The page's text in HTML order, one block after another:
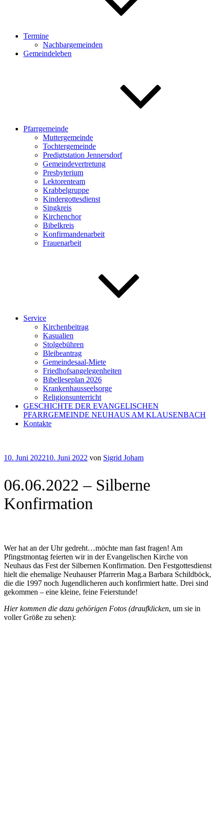
Termine
Nachbargemeinden
Gemeindeleben
Pfarrgemeinde
Muttergemeinde
Tochtergemeinde
Predigtstation Jennersdorf
Gemeindevertretung
Presbyterium
Lektorenteam
Krabbelgruppe
Kindergottesdienst
Singkreis
Kirchenchor
Bibelkreis
Konfirmandenarbeit
Frauenarbeit
Service
Kirchenbeitrag
Kasualien
Stolgebühren
Bleibeantrag
Gemeindesaal-Miete
Friedhofsangelegenheiten
Bibelleseplan 2026
Krankenhausseelsorge
Religionsunterricht
GESCHICHTE DER EVANGELISCHEN
PFARRGEMEINDE NEUHAUS AM KLAUSENBACH
Kontakte
Veröffentlicht
10. Juni 202210. Juni 2022 von Sigrid Joham
06.06.2022 – Silberne
Konfirmation
Wer hat an der Uhr gedreht…möchte man fast fragen! Am
Pfingstmontag feierten wir in der Evangelischen Kirche von
Neuhaus das Fest der Silbernen Konfirmation. Den Festgottesdienst
hielt die ehemalige Neuhauser Pfarrerin Mag.a Barbara Schildböck,
die die 1997 noch Jugendlicheren auch konfirmiert hatte. Drei sind
gekommen – eine kleine, feine Feierstunde!
Hier kommen die dazu gehörigen Fotos (draufklicken, um sie in
voller Größe zu sehen):